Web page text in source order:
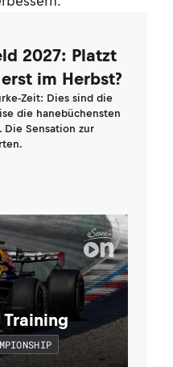
2027: Platzt
im Herbst?
Zeit: Dies sind die
die hanebüchensten
Sensation zur
Training